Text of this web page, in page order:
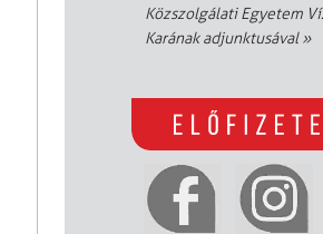
Közszolgálati Egyetem
Karának adjunktusával»